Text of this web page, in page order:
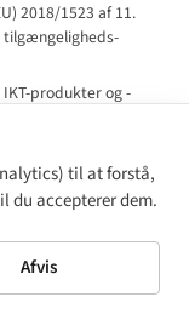
2018/1523 af 11.
tilgængeligheds-
produkter og -
med handicap,
10. juni 2016 (med
Finlands
2024.
til at forstå,
du accepterer dem.
Afvis